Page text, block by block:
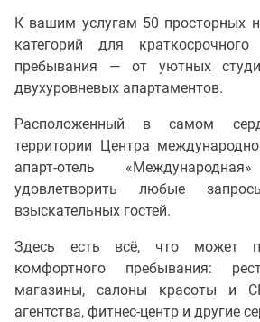
К вашим услугам 50 просторных
категорий для
пребывания — от уютных
двухуровневых апартаментов.
Расположенный в самом
территории Центра
апарт-отель
удовлетворить любые
взыскательных гостей.
Здесь есть всё, что может
комфортного пребывания:
магазины, салоны красоты и
агентства, фитнес-центр и другие